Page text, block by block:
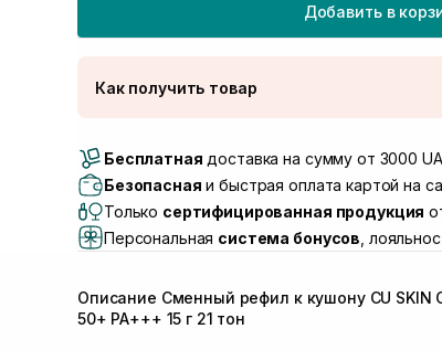
Добавить в
Как получить товар
Самовывоз г. Луцк, Винниченка 4
Самовывоз г. Львов, ул. Академика
Самовывоз Львов (Ивана Франко 36)
Самовывоз г. Львов ул. Степана Бандеры
Самовывоз г. Ровно, ул. Кулика и
Бесплатная доставка на сумму от 3000
Безопасная и быстрая оплата картой на
Только сертифицированная продукция
Персональная система бонусов ,
Описание Сменный рефил к кушону CU SKIN
50+ PA+++ 15 г 21 тон